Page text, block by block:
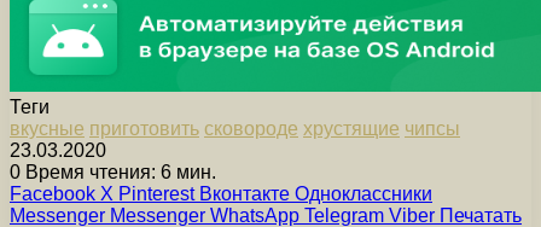
Теги
вкусные приготовить сковороде хрустящие чипсы
23.03.2020
0 Время чтения: 6 мин.
Facebook X Pinterest Вконтакте Одноклассники
Messenger Messenger WhatsApp Telegram Viber Печатать